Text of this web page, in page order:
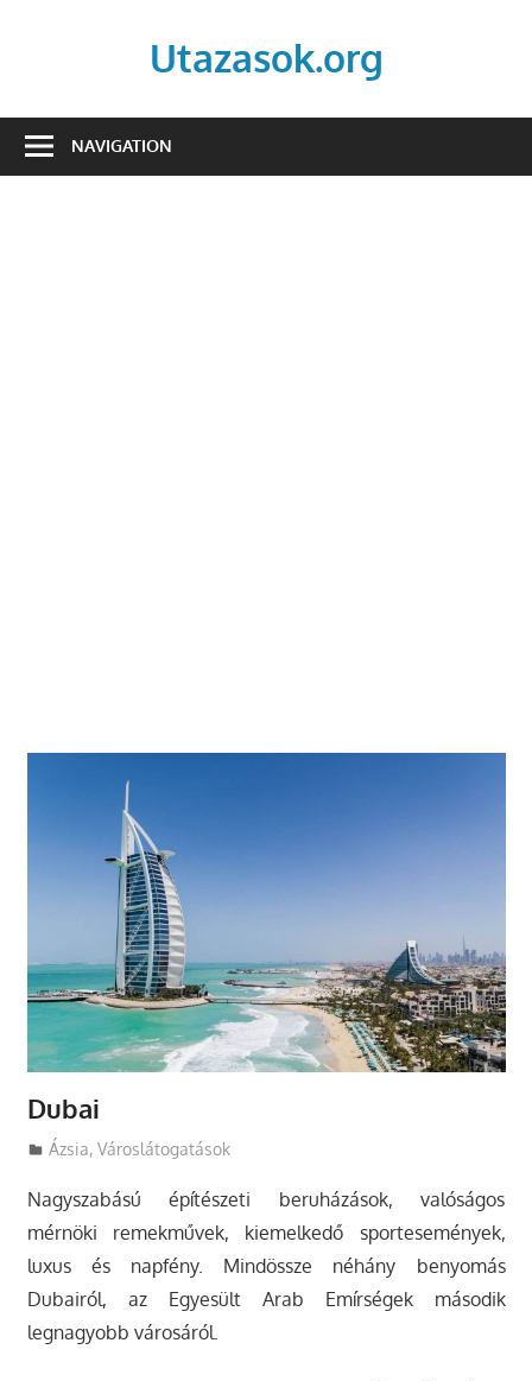
Utazasok.org
NAVIGATION
Dubai
Utazasok.org
Ázsia,Városlátogatások
Nagyszabású építészeti beruházások, valóságos
mérnöki remekművek, kiemelkedő sportesemények,
luxus és napfény. Mindössze néhány benyomás
Dubairól, az Egyesült Arab Emírségek második
legnagyobb városáról.